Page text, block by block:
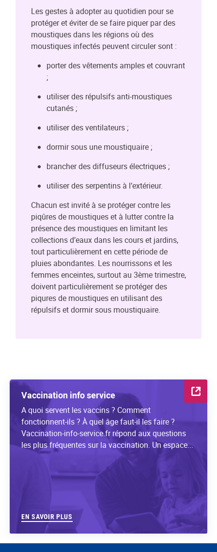
Les gestes à adopter au quotidien pour se
protéger et éviter de se faire piquer par des
moustiques dans les régions où des
moustiques infectés peuvent circuler sont :
porter des vêtements amples et couvrant
;
utiliser des répulsifs anti-moustiques
cutanés ;
utiliser des ventilateurs ;
dormir sous une moustiquaire ;
brancher des diffuseurs électriques ;
utiliser des serpentins à l’extérieur.
Chacun est invité à se protéger contre les
piqûres de moustiques et à lutter contre la
présence des moustiques en limitant les
collections d’eaux dans les cours et jardins,
tout particulièrement en cette période de
pluies abondantes. Les nourrissons et les
femmes enceintes, surtout au 3ème trimestre,
doivent particulièrement se protéger des
piqures de moustiques en utilisant des
répulsifs et dormir sous moustiquaire.
Vaccination info service
A quoi servent les vaccins ? Comment
fonctionnent-ils ? À quel âge faut-il les faire ?
Vaccination-info-service.fr répond aux questions
les plus fréquentes sur la vaccination. Un espace...
EN SAVOIR PLUS